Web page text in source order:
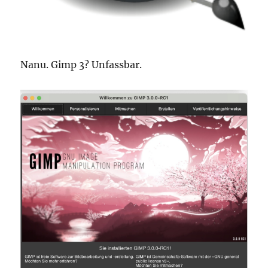
Nanu. Gimp 3? Unfassbar.